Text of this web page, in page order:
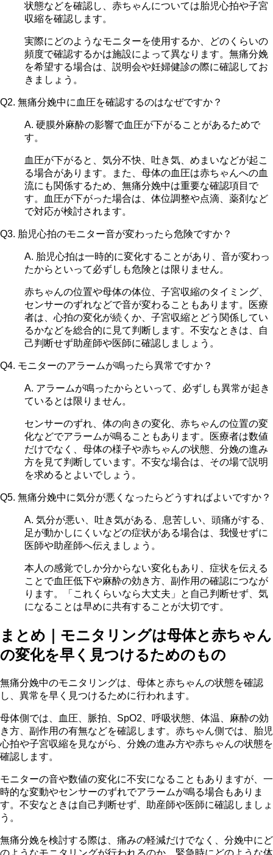
状態などを確認し、赤ちゃんについては胎児心拍や子宮
収縮を確認します。
実際にどのようなモニターを使用するか、どのくらいの
頻度で確認するかは施設によって異なります。無痛分娩
を希望する場合は、説明会や妊婦健診の際に確認してお
きましょう。
Q2. 無痛分娩中に血圧を確認するのはなぜですか？
A. 硬膜外麻酔の影響で血圧が下がることがあるためで
す。
血圧が下がると、気分不快、吐き気、めまいなどが起こ
る場合があります。また、母体の血圧は赤ちゃんへの血
流にも関係するため、無痛分娩中は重要な確認項目で
す。血圧が下がった場合は、体位調整や点滴、薬剤など
で対応が検討されます。
Q3. 胎児心拍のモニター音が変わったら危険ですか？
A. 胎児心拍は一時的に変化することがあり、音が変わっ
たからといって必ずしも危険とは限りません。
赤ちゃんの位置や母体の体位、子宮収縮のタイミング、
センサーのずれなどで音が変わることもあります。医療
者は、心拍の変化が続くか、子宮収縮とどう関係してい
るかなどを総合的に見て判断します。不安なときは、自
己判断せず助産師や医師に確認しましょう。
Q4. モニターのアラームが鳴ったら異常ですか？
A. アラームが鳴ったからといって、必ずしも異常が起き
ているとは限りません。
センサーのずれ、体の向きの変化、赤ちゃんの位置の変
化などでアラームが鳴ることもあります。医療者は数値
だけでなく、母体の様子や赤ちゃんの状態、分娩の進み
方を見て判断しています。不安な場合は、その場で説明
を求めるとよいでしょう。
Q5. 無痛分娩中に気分が悪くなったらどうすればよいですか？
A. 気分が悪い、吐き気がある、息苦しい、頭痛がする、
足が動かしにくいなどの症状がある場合は、我慢せずに
医師や助産師へ伝えましょう。
本人の感覚でしか分からない変化もあり、症状を伝える
ことで血圧低下や麻酔の効き方、副作用の確認につなが
ります。「これくらいなら大丈夫」と自己判断せず、気
になることは早めに共有することが大切です。
まとめ｜モニタリングは母体と赤ちゃん
の変化を早く見つけるためのもの
無痛分娩中のモニタリングは、母体と赤ちゃんの状態を確認
し、異常を早く見つけるために行われます。
母体側では、血圧、脈拍、SpO2、呼吸状態、体温、麻酔の効
き方、副作用の有無などを確認します。赤ちゃん側では、胎児
心拍や子宮収縮を見ながら、分娩の進み方や赤ちゃんの状態を
確認します。
モニターの音や数値の変化に不安になることもありますが、一
時的な変動やセンサーのずれでアラームが鳴る場合もありま
す。不安なときは自己判断せず、助産師や医師に確認しましょ
う。
無痛分娩を検討する際は、痛みの軽減だけでなく、分娩中にど
のようなモニタリングが行われるのか、緊急時にどのような体